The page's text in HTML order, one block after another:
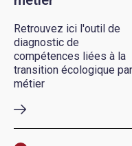
Retrouvez ici l'outil de
diagnostic de
compétences liées à la
transition écologique par
métier